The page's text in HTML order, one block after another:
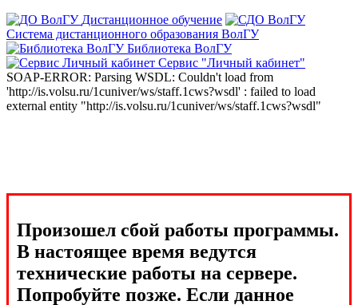
Дистанционное обучение
Система дистанционного образования ВолГУ
Библиотека ВолГУ
Сервис "Личный кабинет"
SOAP-ERROR: Parsing WSDL: Couldn't load from
'http://is.volsu.ru/1cuniver/ws/staff.1cws?wsdl' : failed to load
external entity "http://is.volsu.ru/1cuniver/ws/staff.1cws?wsdl"
Произошел сбой работы программы.
В настоящее время ведутся
технические работы на сервере.
Попробуйте позже. Если данное